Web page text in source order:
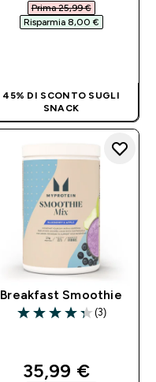
Prima 25,99 €‎
Risparmia 8,00 €‎
45% DI SCONTO SUGLI
SNACK
Breakfast Smoothie
4.33 out of 5 stars
(3)
discounted
35,99 €‎